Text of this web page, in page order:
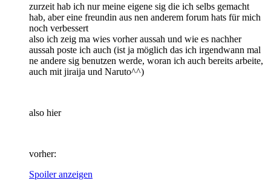
zurzeit hab ich nur meine eigene sig die ich selbs gemacht
hab, aber eine freundin aus nen anderem forum hats für mich
noch verbessert
also ich zeig ma wies vorher aussah und wie es nachher
aussah poste ich auch (ist ja möglich das ich irgendwann mal
ne andere sig benutzen werde, woran ich auch bereits arbeite,
auch mit jiraija und Naruto^^)
also hier
vorher:
Spoiler anzeigen